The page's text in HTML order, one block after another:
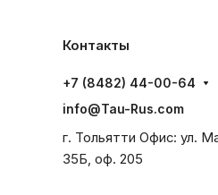
Контакты
+7 (8482) 44-00-64
info@Tau-Rus.com
г. Тольятти Офис: ул.
35Б, оф. 205